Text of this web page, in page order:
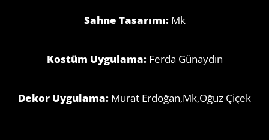
Sahne Tasarımı: Mk
Kostüm Uygulama: Ferda Günaydın
Dekor Uygulama: Murat Erdoğan,Mk,Oğuz Çiçek